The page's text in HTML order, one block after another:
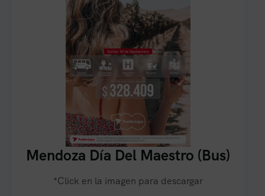
Mendoza Día Del Maestro (Bus)
*Click en la imagen para descargar